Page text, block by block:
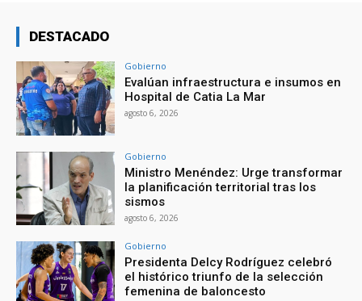
DESTACADO
Gobierno
Evalúan infraestructura e insumos en
Hospital de Catia La Mar
agosto 6, 2026
Gobierno
Ministro Menéndez: Urge transformar
la planificación territorial tras los
sismos
agosto 6, 2026
Gobierno
Presidenta Delcy Rodríguez celebró
el histórico triunfo de la selección
femenina de baloncesto